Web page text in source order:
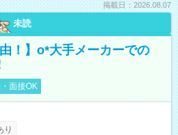
掲載日：2026.08.07
未読
！】o*大手メーカーでの
面接OK
り